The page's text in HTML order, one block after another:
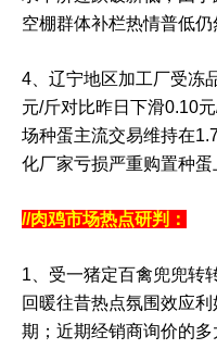
空棚群体补栏热情普低仍
4、辽宁地区加工厂受冻
元/斤对比昨日下滑0.10
场种蛋主流交易维持在
化厂家亏损严重购置种
//肉鸡市场热点研判：
1、受一猪定百禽兜兜转
回暖往昔热点氛围效应
期；近期经销商询价的